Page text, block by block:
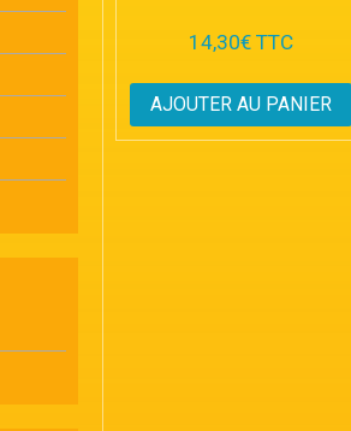
14,30€ TTC
AJOUTER AU PANIER